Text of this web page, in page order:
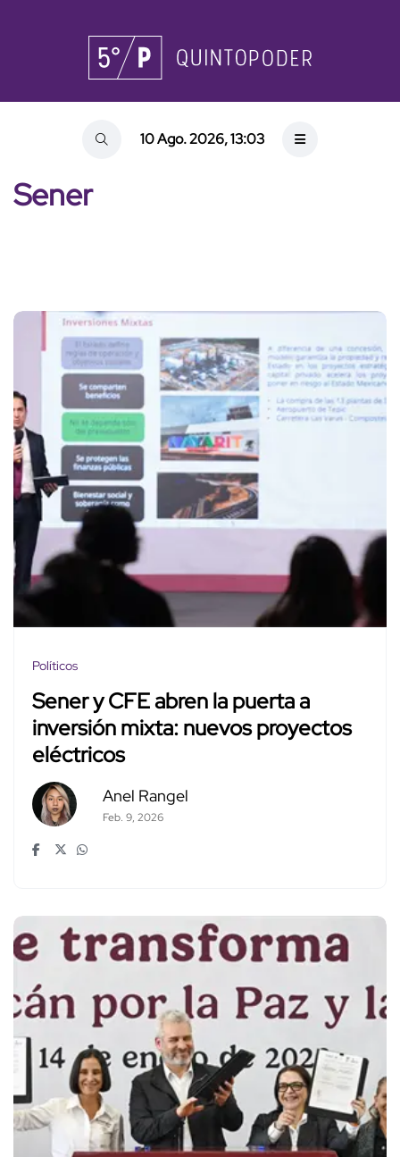
10 Ago. 2026, 13:03
Sener
Políticos
Sener y CFE abren la puerta a
inversión mixta: nuevos proyectos
eléctricos
Anel Rangel
Feb. 9, 2026